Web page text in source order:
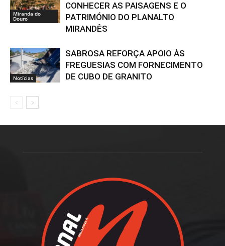
Miranda do
Douro
CONHECER AS PAISAGENS E O
PATRIMÓNIO DO PLANALTO
MIRANDÊS
Notícias
SABROSA REFORÇA APOIO ÀS
FREGUESIAS COM FORNECIMENTO
DE CUBO DE GRANITO